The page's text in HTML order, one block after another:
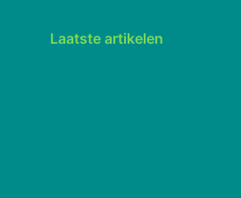
Laatste artikelen